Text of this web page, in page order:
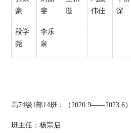
豪
斐
璇
伟佳
深
段学
尧
李乐
泉
高74级1部14班：（2020.9——2023.6）
班主任：杨宗启